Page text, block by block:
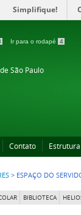
Simplifique!
Ir para o rodapé 4
São Paulo
Contato
> ESPAÇO DO
BIBLIOTECA